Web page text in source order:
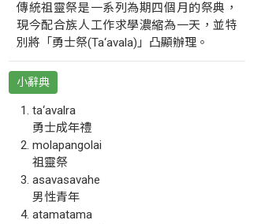
傳統祖靈祭是一系列為期四個月的祭典，
現今配合族人工作求學濃縮為一天，並特
別將「勇士祭(Ta‘avala)」凸顯辦理。
小辭典
ta‘avalra
勇士成年禮
molapangolai
祖靈祭
asavasavahe
男性青年
atamatama